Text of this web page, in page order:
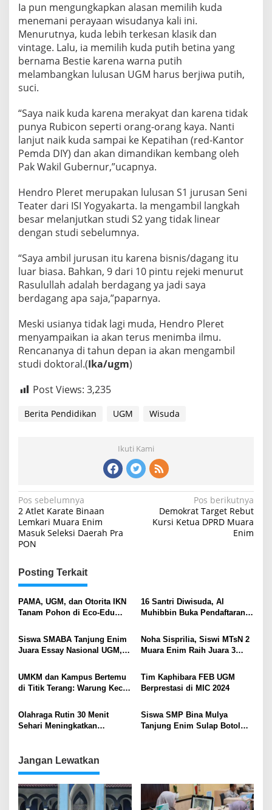
Ia pun mengungkapkan alasan memilih kuda
menemani perayaan wisudanya kali ini.
Menurutnya, kuda lebih terkesan klasik dan
vintage. Lalu, ia memilih kuda putih betina yang
bernama Bestie karena warna putih
melambangkan lulusan UGM harus berjiwa putih,
suci.
“Saya naik kuda karena merakyat dan karena tidak
punya Rubicon seperti orang-orang kaya. Nanti
lanjut naik kuda sampai ke Kepatihan (red-Kantor
Pemda DIY) dan akan dimandikan kembang oleh
Pak Wakil Gubernur,”ucapnya.
Hendro Pleret merupakan lulusan S1 jurusan Seni
Teater dari ISI Yogyakarta. Ia mengambil langkah
besar melanjutkan studi S2 yang tidak linear
dengan studi sebelumnya.
“Saya ambil jurusan itu karena bisnis/dagang itu
luar biasa. Bahkan, 9 dari 10 pintu rejeki menurut
Rasulullah adalah berdagang ya jadi saya
berdagang apa saja,”paparnya.
Meski usianya tidak lagi muda, Hendro Pleret
menyampaikan ia akan terus menimba ilmu.
Rencananya di tahun depan ia akan mengambil
studi doktoral.(Ika/ugm)
Post Views: 3,235
Berita Pendidikan UGM Wisuda
Ikuti Kami
Navigasi
pos
Pos sebelumnya
2 Atlet Karate Binaan
Lemkari Muara Enim
Masuk Seleksi Daerah Pra
PON
Pos berikutnya
Demokrat Target Rebut
Kursi Ketua DPRD Muara
Enim
Posting Terkait
PAMA, UGM, dan Otorita IKN
Tanam Pohon di Eco-Edu
Membangun Kota Hutan
16 Santri Diwisuda, Al
Muhibbin Buka Pendaftaran
Siswa SMABA Tanjung Enim
Juara Essay Nasional UGM,
Dipuji Ganjar Pranowo
Noha Sisprilia, Siswi MTsN 2
Muara Enim Raih Juara 3
Provinsi
UMKM dan Kampus Bertemu
di Titik Terang: Warung Kecil
Tim Kaphibara FEB UGM
Berprestasi di MIC 2024
Olahraga Rutin 30 Menit
Sehari Meningkatkan
Muda
Siswa SMP Bina Mulya
Tanjung Enim Sulap Botol
Jangan Lewatkan